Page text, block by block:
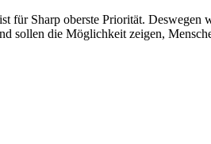
für Sharp oberste Priorität.
sollen die Möglichkeit zeigen,